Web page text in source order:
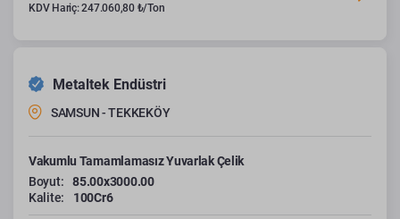
KDV Hariç: 247.060,80 ₺/Ton
Metaltek Endüstri
SAMSUN - TEKKEKÖY
Vakumlu Tamamlamasız Yuvarlak Çelik
Boyut:
85.00x3000.00
Kalite:
100Cr6